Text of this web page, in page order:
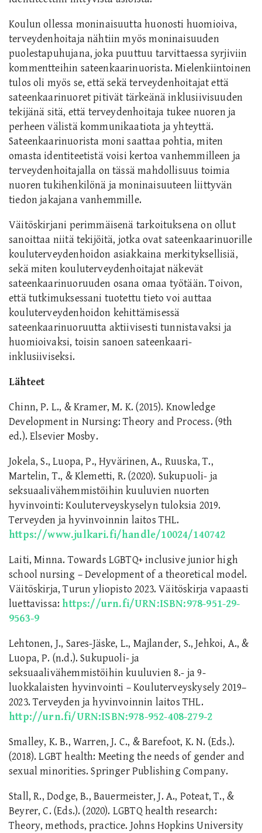
Koulun ollessa moninaisuutta huonosti huomioiva,
terveydenhoitaja nähtiin myös moninaisuuden
puolestapuhujana, joka puuttuu tarvittaessa syrjiviin
kommentteihin sateenkaarinuorista. Mielenkiintoinen
tulos oli myös se, että sekä terveydenhoitajat että
sateenkaarinuoret pitivät tärkeänä inklusiivisuuden
tekijänä sitä, että terveydenhoitaja tukee nuoren ja
perheen välistä kommunikaatiota ja yhteyttä.
Sateenkaarinuorista moni saattaa pohtia, miten
omasta identiteetistä voisi kertoa vanhemmilleen ja
terveydenhoitajalla on tässä mahdollisuus toimia
nuoren tukihenkilönä ja moninaisuuteen liittyvän
tiedon jakajana vanhemmille.
Väitöskirjani perimmäisenä tarkoituksena on ollut
sanoittaa niitä tekijöitä, jotka ovat sateenkaarinuorille
kouluterveydenhoidon asiakkaina merkityksellisiä,
sekä miten kouluterveydenhoitajat näkevät
sateenkaarinuoruuden osana omaa työtään. Toivon,
että tutkimuksessani tuotettu tieto voi auttaa
kouluterveydenhoidon kehittämisessä
sateenkaarinuoruutta aktiivisesti tunnistavaksi ja
huomioivaksi, toisin sanoen sateenkaari-
inklusiiviseksi.
Lähteet
Chinn, P. L., & Kramer, M. K. (2015). Knowledge
Development in Nursing: Theory and Process. (9th
ed.). Elsevier Mosby.
Jokela, S., Luopa, P., Hyvärinen, A., Ruuska, T.,
Martelin, T., & Klemetti, R. (2020). Sukupuoli- ja
seksuaalivähemmistöihin kuuluvien nuorten
hyvinvointi: Kouluterveyskyselyn tuloksia 2019.
Terveyden ja hyvinvoinnin laitos THL.
https://www.julkari.fi/handle/10024/140742
Laiti, Minna. Towards LGBTQ+ inclusive junior high
school nursing – Development of a theoretical model.
Väitöskirja, Turun yliopisto 2023. Väitöskirja vapaasti
luettavissa: https://urn.fi/URN:ISBN:978-951-29-
9563-9
Lehtonen, J., Sares-Jäske, L., Majlander, S., Jehkoi, A., &
Luopa, P. (n.d.). Sukupuoli- ja
seksuaalivähemmistöihin kuuluvien 8.- ja 9-
luokkalaisten hyvinvointi – Kouluterveyskysely 2019–
2023. Terveyden ja hyvinvoinnin laitos THL.
http://urn.fi/URN:ISBN:978-952-408-279-2
Smalley, K. B., Warren, J. C., & Barefoot, K. N. (Eds.).
(2018). LGBT health: Meeting the needs of gender and
sexual minorities. Springer Publishing Company.
Stall, R., Dodge, B., Bauermeister, J. A., Poteat, T., &
Beyrer, C. (Eds.). (2020). LGBTQ health research:
Theory, methods, practice. Johns Hopkins University